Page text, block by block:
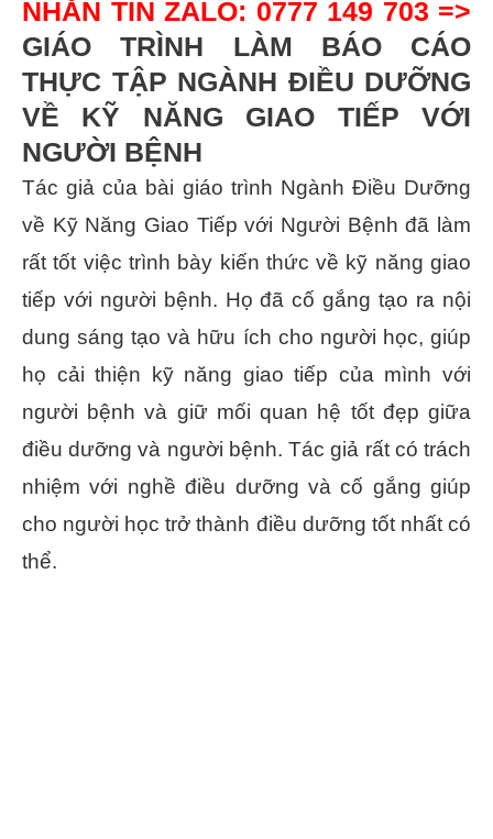
NHẮN TIN ZALO: 0777 149 703 =>
GIÁO TRÌNH LÀM BÁO CÁO
THỰC TẬP NGÀNH ĐIỀU DƯỠNG
VỀ KỸ NĂNG GIAO TIẾP VỚI
NGƯỜI BỆNH
Tác giả của bài giáo trình Ngành Điều Dưỡng
về Kỹ Năng Giao Tiếp với Người Bệnh đã làm
rất tốt việc trình bày kiến thức về kỹ năng giao
tiếp với người bệnh. Họ đã cố gắng tạo ra nội
dung sáng tạo và hữu ích cho người học, giúp
họ cải thiện kỹ năng giao tiếp của mình với
người bệnh và giữ mối quan hệ tốt đẹp giữa
điều dưỡng và người bệnh. Tác giả rất có trách
nhiệm với nghề điều dưỡng và cố gắng giúp
cho người học trở thành điều dưỡng tốt nhất có
thể.